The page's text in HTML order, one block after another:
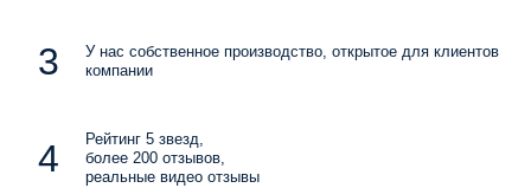
У нас собственное производство, открытое для клиентов
компании
Рейтинг 5 звезд,
более 200 отзывов,
реальные видео отзывы